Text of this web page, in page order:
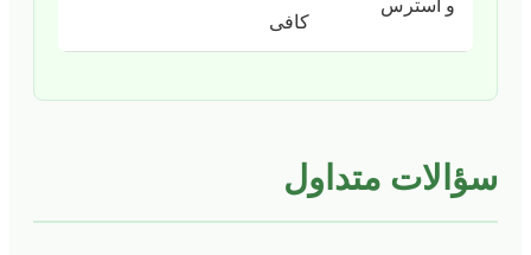
و استرس
کافی
سؤالات متداول